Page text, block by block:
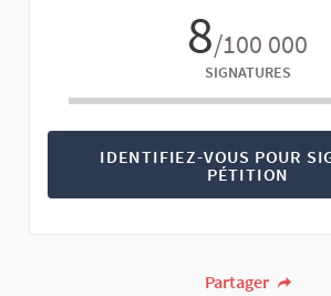
8/100 000
SIGNATURES
IDENTIFIEZ-VOUS POUR
PÉTITION
Partager